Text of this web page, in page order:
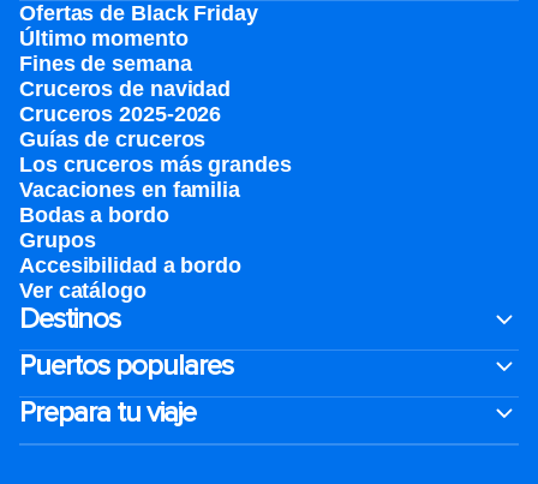
Ofertas de Black Friday
Último momento
Fines de semana
Cruceros de navidad
Cruceros 2025-2026
Guías de cruceros
Los cruceros más grandes
Vacaciones en familia
Bodas a bordo
Grupos
Accesibilidad a bordo
Ver catálogo
Destinos
Puertos populares
Prepara tu viaje